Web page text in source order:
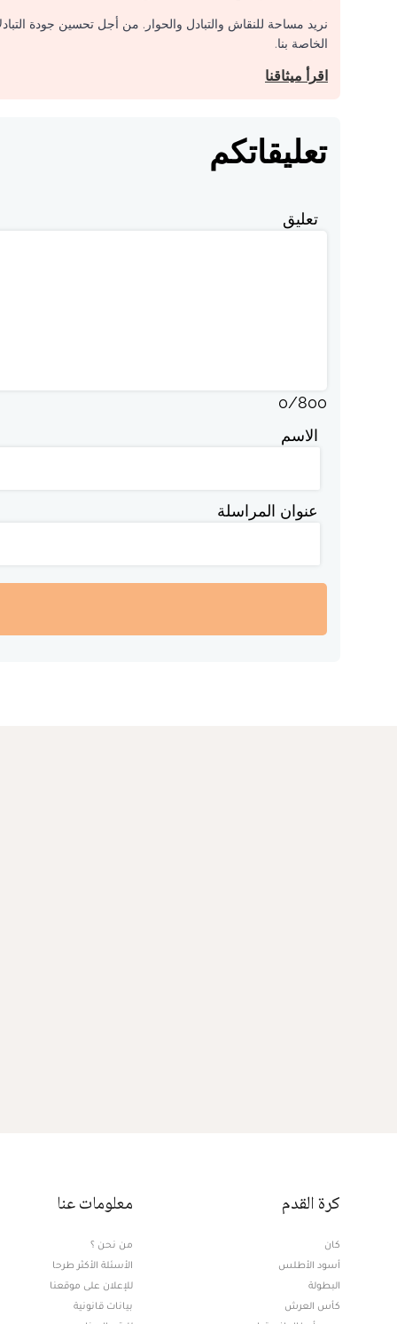
نريد مساحة للنقاش والتبادل والحوار. من أجل تحسين جودة
الخاصة بنا.
اقرأ ميثاقنا
تعليقاتكم
تعليق
0/800
الاسم
عنوان المراسلة
كرة القدم
كان
أسود الأطلس
البطولة
كأس العرش
معلومات عنا
من نحن ؟
الأسئلة الأكثر طرحا
للإعلان على موقعنا
بيانات قانونية